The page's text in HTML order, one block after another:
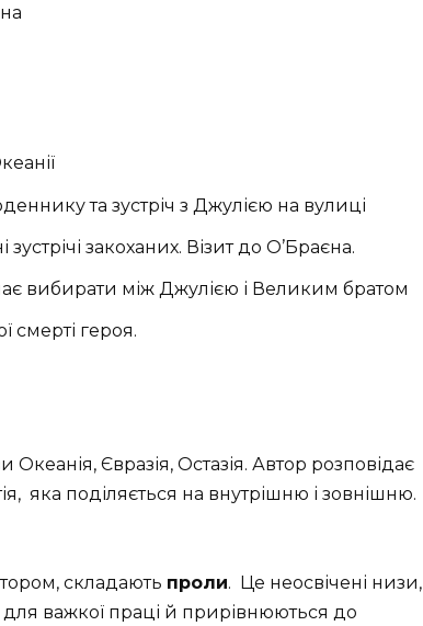
та зустріч з Джулією на вулиці
зустрічі закоханих. Візит до О’Браєна.
вибирати між Джулією і Великим братом
смерті героя.
Євразія, Остазія. Автор розповідає
яка поділяється на внутрішню і зовнішню.
складають проли. Це неосвічені низи,
для важкої праці й прирівнюються до